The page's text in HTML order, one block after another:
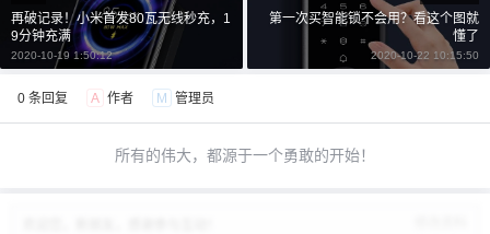
再破记录！小米首发80瓦无线秒充，1
9分钟充满
2020-10-19 1:50:12
第一次买智能锁不会用？看这个图就
懂了
2020-10-22 10:15:50
0 条回复 A 作者 M 管理员
所有的伟大，都源于一个勇敢的开始！